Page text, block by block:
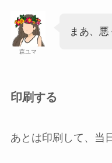
森ユマ
まあ、
印刷する
あとは印刷して、当